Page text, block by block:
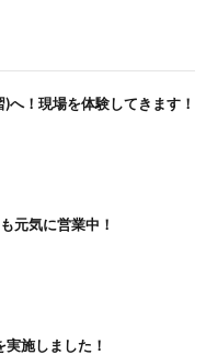
へ！現場を体験してきます！
元気に営業中！
施しました！